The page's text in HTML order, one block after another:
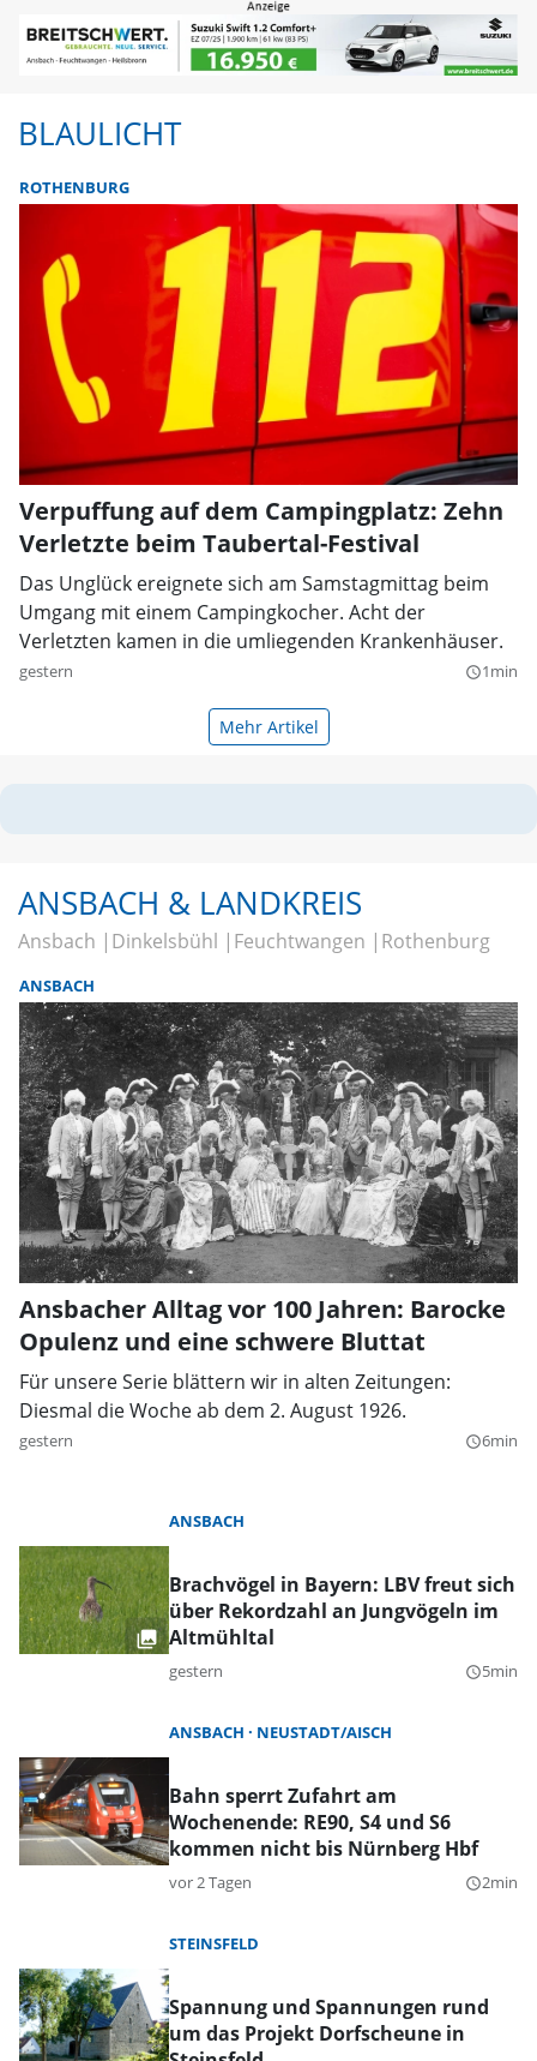
BLAULICHT
ROTHENBURG
Verpuffung auf dem Campingplatz: Zehn
Verletzte beim Taubertal-Festival
Das Unglück ereignete sich am Samstagmittag beim
Umgang mit einem Campingkocher. Acht der
Verletzten kamen in die umliegenden Krankenhäuser.
gestern query_builder1min
Mehr Artikel
ANSBACH & LANDKREIS
Ansbach Dinkelsbühl Feuchtwangen Rothenburg
ANSBACH
Ansbacher Alltag vor 100 Jahren: Barocke
Opulenz und eine schwere Bluttat
Für unsere Serie blättern wir in alten Zeitungen:
Diesmal die Woche ab dem 2. August 1926.
gestern query_builder6min
ANSBACH
Brachvögel in Bayern: LBV freut sich
über Rekordzahl an Jungvögeln im
Altmühltal
gestern query_builder5min
ANSBACH NEUSTADT/AISCH
Bahn sperrt Zufahrt am
Wochenende: RE90, S4 und S6
kommen nicht bis Nürnberg Hbf
vor 2 Tagen query_builder2min
STEINSFELD
Spannung und Spannungen rund
um das Projekt Dorfscheune in